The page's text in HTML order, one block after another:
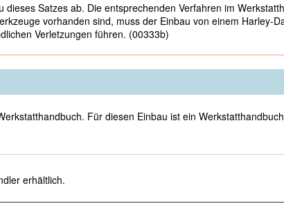
Satzes ab. Die entsprechenden Verfahren im
vorhanden sind, muss der Einbau von einem Harley-
Verletzungen führen. (00333b)
Für diesen Einbau ist ein
erhältlich.